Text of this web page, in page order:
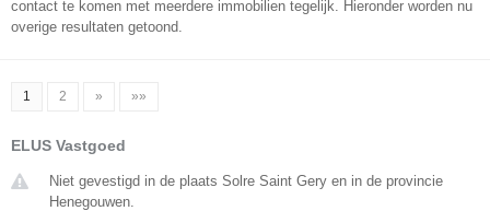
contact te komen met meerdere immobilien tegelijk. Hieronder worden nu
overige resultaten getoond.
1 2 » »»
ELUS Vastgoed
Niet gevestigd in de plaats Solre Saint Gery en in de provincie
Henegouwen.